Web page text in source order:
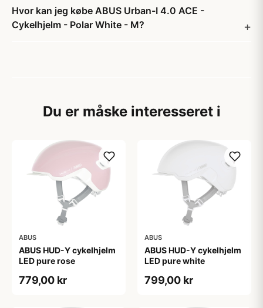
Hvor kan jeg købe ABUS Urban-I 4.0 ACE -
Cykelhjelm - Polar White - M?
Du er måske interesseret i
ABUS
ABUS HUD-Y cykelhjelm
LED pure rose
779,00 kr
ABUS
ABUS HUD-Y cykelhjelm
LED pure white
799,00 kr